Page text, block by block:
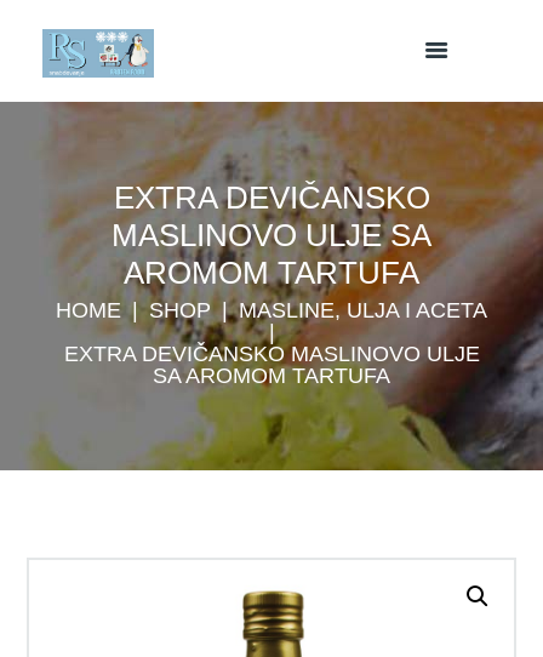
EXTRA DEVIČANSKO
MASLINOVO ULJE SA
AROMOM TARTUFA
HOME SHOP
MASLINE, ULJA I ACETA
EXTRA DEVIČANSKO MASLINOVO ULJE
SA AROMOM TARTUFA